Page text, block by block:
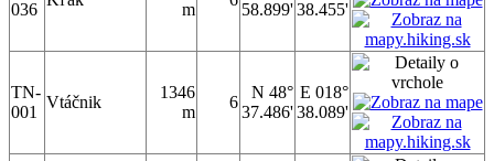
036 m 58.899'38.455'
TN-
001
Vtáčnik
1346
m
6
N 48°
37.486'
E 018°
38.089'